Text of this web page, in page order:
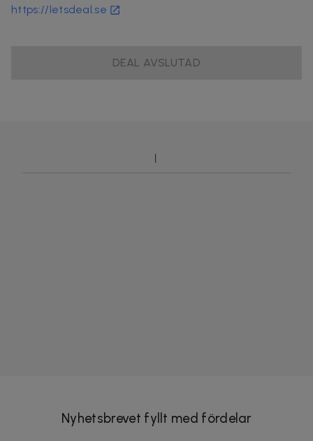
https://letsdeal.se
DEAL AVSLUTAD
Nyhetsbrevet fyllt med fördelar